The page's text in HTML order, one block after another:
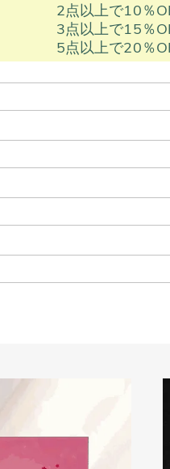
2点以上で10％
3点以上で15％
5点以上で20％